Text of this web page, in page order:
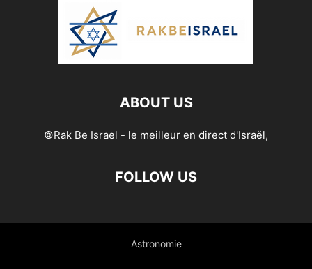
ABOUT US
©Rak Be Israel - le meilleur en direct d'Israël,
FOLLOW US
Astronomie